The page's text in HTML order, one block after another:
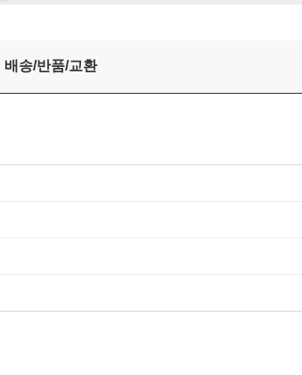
배송/반품/교환